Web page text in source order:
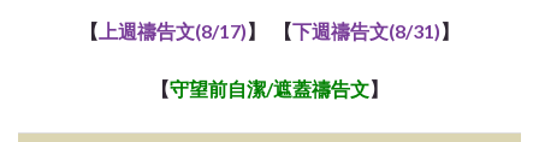
【 上週禱告文(8/17)】 【下週禱告文(8/31)】
【守望前自潔/遮蓋禱告文】